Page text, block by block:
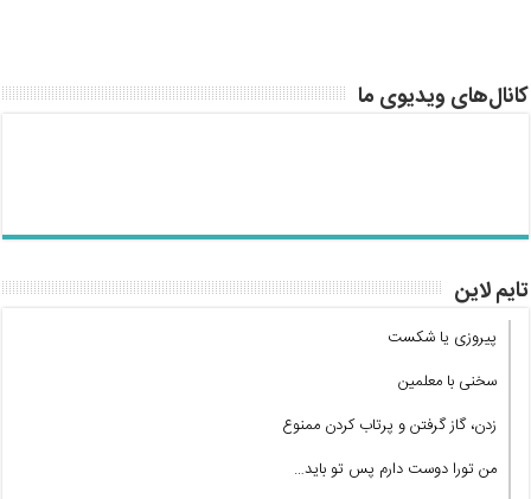
کانال‌های ویدیوی ما
تایم لاین
پیروزی یا شکست
سخنی با معلمین
زدن، گاز گرفتن و پرتاب کردن ممنوع
من تورا دوست دارم پس تو باید…